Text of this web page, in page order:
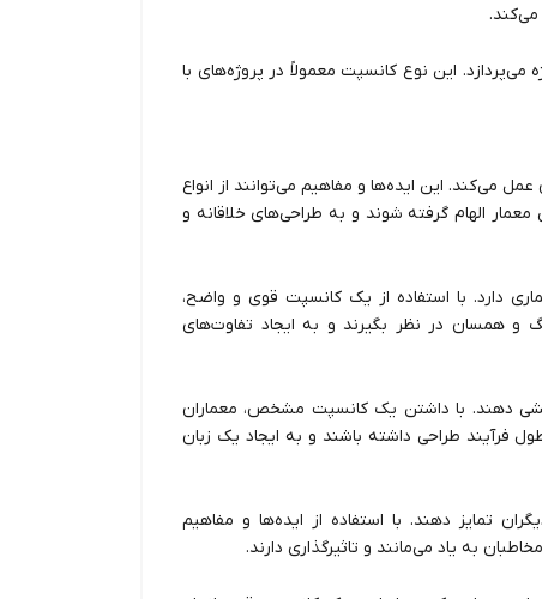
می‌کند.
این نوع کانسپت معمولاً در پروژه‌های با
می‌کند. این ایده‌ها و مفاهیم می‌توانند از انواع
الهام گرفته شوند و به طراحی‌های خلاقانه و
دارد. با استفاده از یک کانسپت قوی و واضح،
و همسان در نظر بگیرند و به ایجاد تفاوت‌های
دهند. با داشتن یک کانسپت مشخص، معماران
فرآیند طراحی داشته باشند و به ایجاد یک زبان
تمایز دهند. با استفاده از ایده‌ها و مفاهیم
به یاد می‌مانند و تاثیرگذاری دارند.